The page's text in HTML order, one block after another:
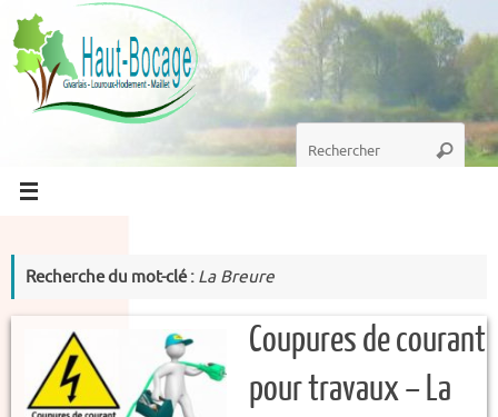
Passer
au
contenu
Recherche
pour
Recherche du mot-clé : La Breure
Coupures de courant
pour travaux – La